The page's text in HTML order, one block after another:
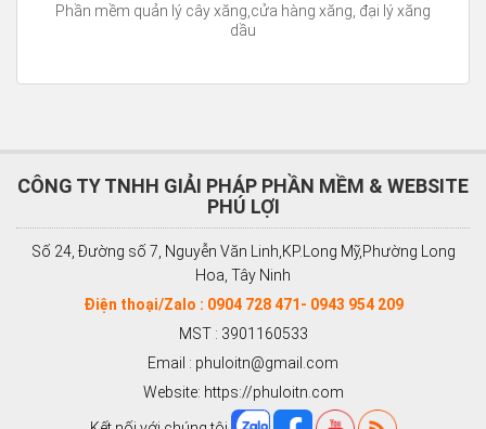
Phần mềm quản lý cây xăng,cửa hàng xăng, đại lý xăng
dầu
CÔNG TY TNHH GIẢI PHÁP PHẦN MỀM & WEBSITE
PHÚ LỢI
Số 24, Đường số 7, Nguyễn Văn Linh,KP.Long Mỹ,Phường Long
Hoa, Tây Ninh
Điện thoại/Zalo : 0904 728 471- 0943 954 209
MST : 3901160533
Email : phuloitn@gmail.com
Website: https://phuloitn.com